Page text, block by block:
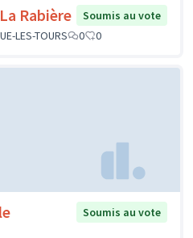
Rabière
Soumis au vote
LES-TOURS
0 0
Soumis au vote